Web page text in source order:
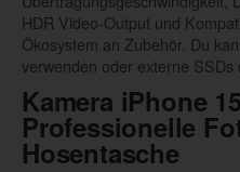
HDR Video-Output und
Ökosystem an Zubehör. Du
verwenden oder externe SSDs
Kamera iPhone
Professionelle
Hosentasche